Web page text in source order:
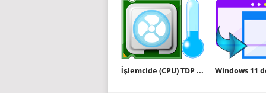
İşlemcide (CPU) TDP kavramı nedir nasıl ölçülür